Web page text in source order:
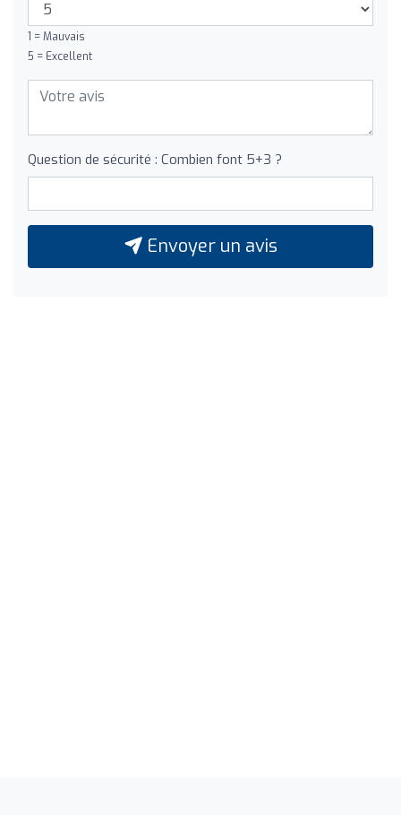
1 = Mauvais
5 = Excellent
Question de sécurité : Combien font 5+3 ?
Envoyer un avis